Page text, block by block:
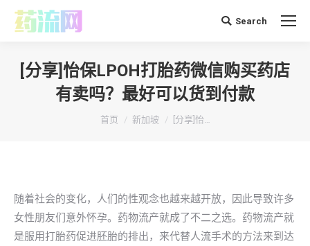
搜 Search
[分享]怡保LPOH打胎药微信购买药店
有卖吗？最好可以货到付款
你在这里：
首页 新加坡 [分享]怡…
随着社会的变化，人们的性观念也越来越开放，因此导致许多
女性朋友们意外怀孕。药物流产就成了不二之选。药物流产就
是服用打胎药促进胚胎的排出，来代替人流手术的方法来到达